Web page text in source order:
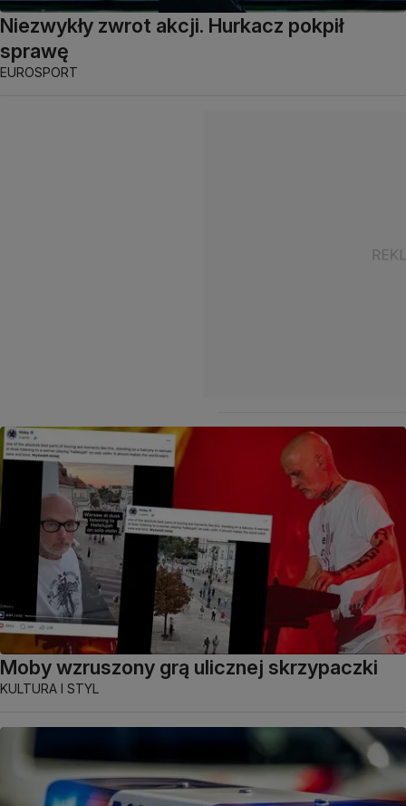
Niezwykły zwrot akcji. Hurkacz pokpił
sprawę
EUROSPORT
Moby wzruszony grą ulicznej skrzypaczki
KULTURA I STYL